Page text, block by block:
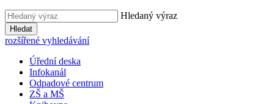
Hledaný výraz
Hledat
rozšířené vyhledávání
Úřední deska
Infokanál
Odpadové centrum
ZŠ a MŠ